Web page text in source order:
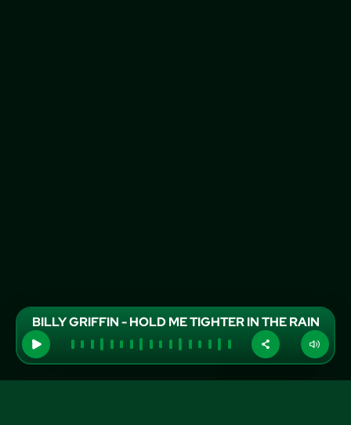
BILLY GRIFFIN - HOLD ME TIGHTER IN THE RAIN